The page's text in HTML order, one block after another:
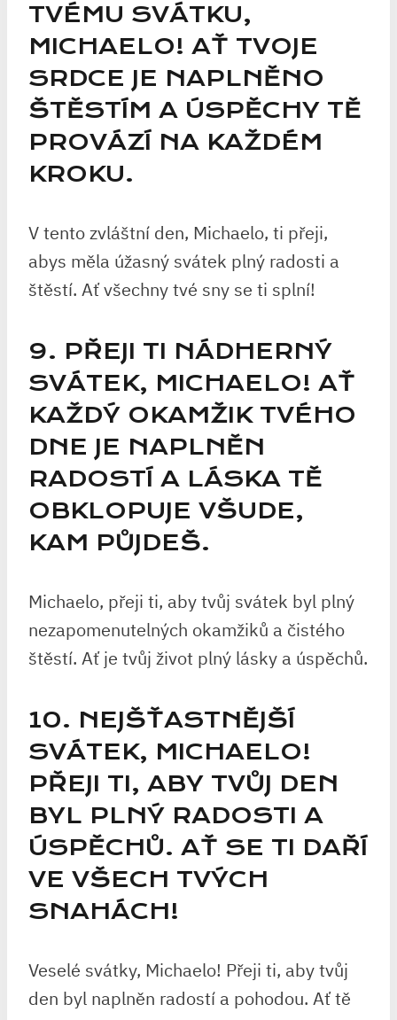
TVÉMU SVÁTKU,
MICHAELO! AŤ TVOJE
SRDCE JE NAPLNĚNO
ŠTĚSTÍM A ÚSPĚCHY TĚ
PROVÁZÍ NA KAŽDÉM
KROKU.
V tento zvláštní den, Michaelo, ti přeji,
abys měla úžasný svátek plný radosti a
štěstí. Ať všechny tvé sny se ti splní!
9. PŘEJI TI NÁDHERNÝ
SVÁTEK, MICHAELO! AŤ
KAŽDÝ OKAMŽIK TVÉHO
DNE JE NAPLNĚN
RADOSTÍ A LÁSKA TĚ
OBKLOPUJE VŠUDE,
KAM PŮJDEŠ.
Michaelo, přeji ti, aby tvůj svátek byl plný
nezapomenutelných okamžiků a čistého
štěstí. Ať je tvůj život plný lásky a úspěchů.
10. NEJŠŤASTNĚJŠÍ
SVÁTEK, MICHAELO!
PŘEJI TI, ABY TVŮJ DEN
BYL PLNÝ RADOSTI A
ÚSPĚCHŮ. AŤ SE TI DAŘÍ
VE VŠECH TVÝCH
SNAHÁCH!
Veselé svátky, Michaelo! Přeji ti, aby tvůj
den byl naplněn radostí a pohodou. Ať tě